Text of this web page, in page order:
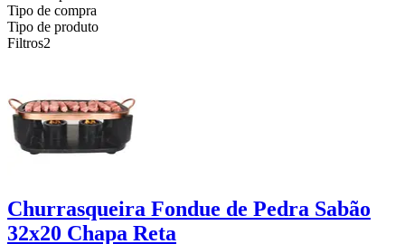
Tipo de compra
Tipo de produto
Filtros2
Churrasqueira Fondue de Pedra Sabão
32x20 Chapa Reta